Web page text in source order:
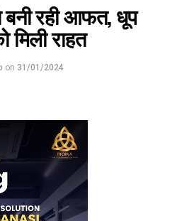
रही आफत, धूप
मिली राहत
on 31/01/2024